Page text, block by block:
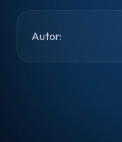
Autor: